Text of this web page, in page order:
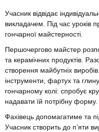
Учасник відвідає
викладачем. Під час уроків
гончарної майстерності.
Першочергово майстер
та керамічних продуктів.
створення майбутніх
інструменти, фартух та
гончарному колі: спробує
надавати їй потрібну форму.
Фахівець допомагатиме та
Учасник створить до п’яти